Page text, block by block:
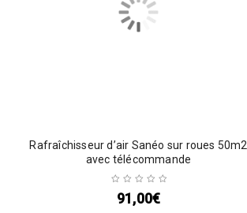
Rafraîchisseur d’air Sanéo sur roues 50m2
avec télécommande
91,00€